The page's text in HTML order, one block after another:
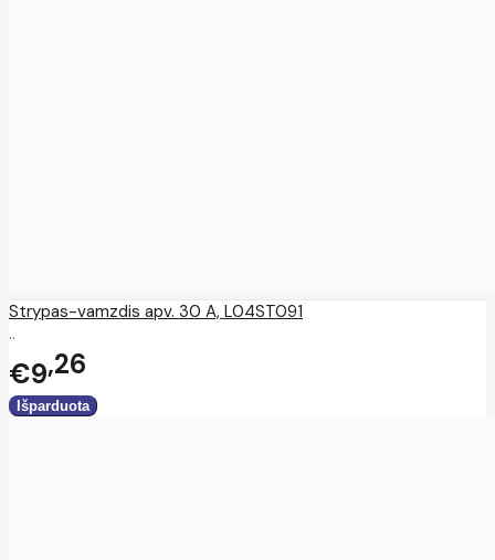
Strypas-vamzdis apv. 30 A, L04ST091
..
€9 26